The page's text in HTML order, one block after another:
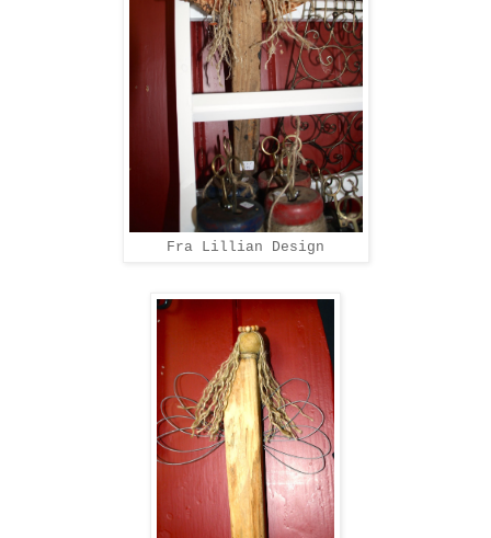
Fra Lillian Design